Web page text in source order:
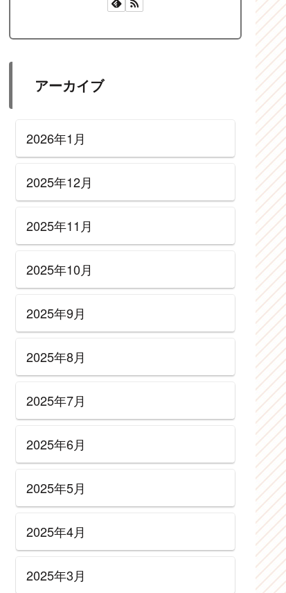
アーカイブ
2026年1月
2025年12月
2025年11月
2025年10月
2025年9月
2025年8月
2025年7月
2025年6月
2025年5月
2025年4月
2025年3月